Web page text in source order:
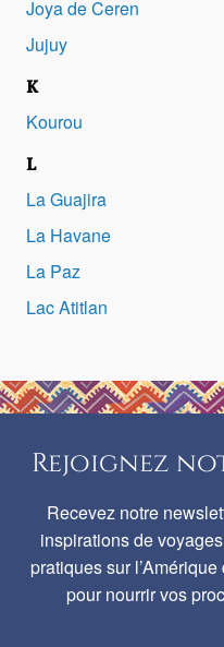
Joya de Ceren
Jujuy
K
Kourou
L
La Guajira
La Havane
La Paz
Lac Atitlan
Rejoignez
Recevez notre
inspirations de
pratiques sur
pour nourrir vos